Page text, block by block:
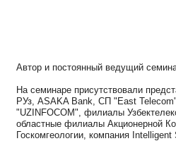
Автор и постоянный ведущий
На семинаре присутствовали
РУз, ASAKA Bank, СП "East
"UZINFOCOM", филиалы
областные филиалы Акционерной
Госкомгеологии, компания